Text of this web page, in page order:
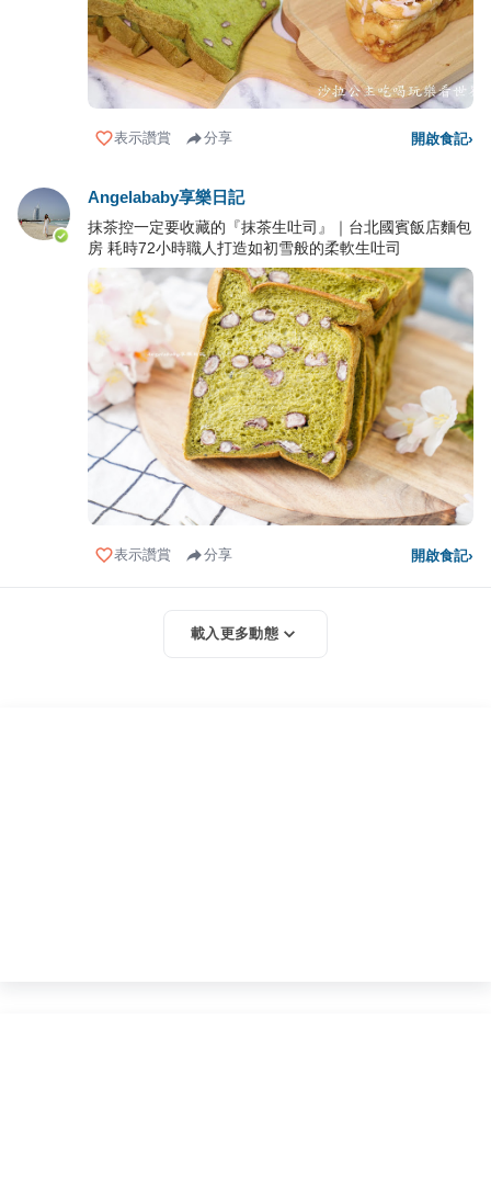
表示讚賞 分享 開啟食記›
Angelababy享樂日記
抹茶控一定要收藏的『抹茶生吐司』｜台北國賓飯店麵包
房 耗時72小時職人打造如初雪般的柔軟生吐司
表示讚賞 分享 開啟食記›
載入更多動態